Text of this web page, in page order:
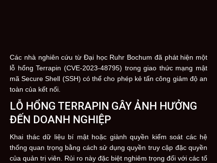
Các nhà nghiên cứu từ Đại học Ruhr Bochum đã phát hiện một
lỗ hổng Terrapin (CVE-2023-48795) trong giao thức mạng mật
mã Secure Shell (SSH) có thể cho phép kẻ tấn công giảm độ an
toàn của kết nối.
LỖ HỔNG TERRAPIN GÂY ẢNH HƯỞNG
ĐẾN DOANH NGHIỆP
Khai thác dữ liệu bí mật hoặc giành quyền kiểm soát các hệ
thống quan trọng bằng cách sử dụng quyền truy cập đặc quyền
của quản trị viên. Rủi ro này đặc biệt nghiêm trọng đối với các tổ